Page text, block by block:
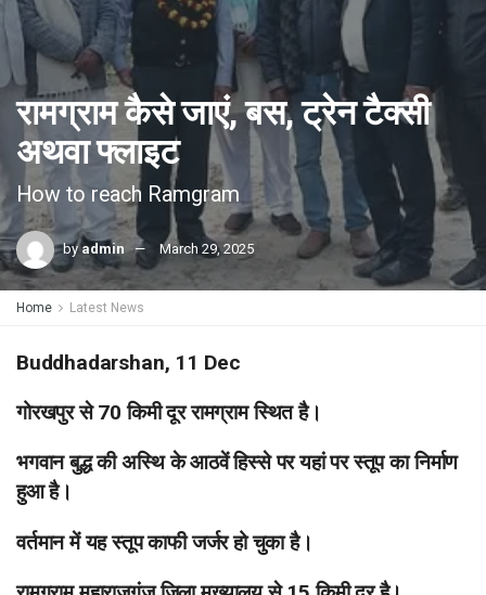
रामग्राम कैसे जाएं, बस, ट्रेन टैक्सी
अथवा फ्लाइट
How to reach Ramgram
by admin March 29, 2025
Home Latest News
Buddhadarshan, 11 Dec
गोरखपुर से 70 किमी दूर रामग्राम स्थित है।
भगवान बुद्ध की अस्थि के आठवें हिस्से पर यहां पर स्तूप का निर्माण
हुआ है।
वर्तमान में यह स्तूप काफी जर्जर हो चुका है।